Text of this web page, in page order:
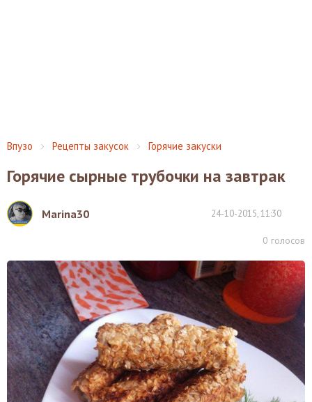
Впузо Рецепты закусок Горячие закуски
Горячие сырные трубочки на завтрак
Marina30 24-10-2015, 11:30
0 голосов